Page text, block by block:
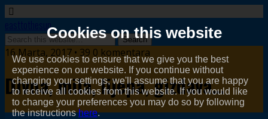
Cookies on this website
We use cookies to ensure that we give you the best
experience on our website. If you continue without
changing your settings, we'll assume that you are happy
to receive all cookies from this website. If you would like
to change your preferences you may do so by following
the instructionshere.
easttothesun
16 Marta, 2017 • 39 0 komentara
Divna, mila, lijepa, gizdava…